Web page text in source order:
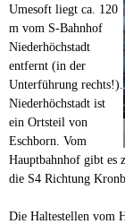
Umesoft liegt ca. 120
m vom S-Bahnhof
Niederhöchstadt
entfernt (in der
Unterführung rechts!).
Niederhöchstadt ist
ein Ortsteil von
Eschborn. Vom
Hauptbahnhof gibt es
die S4 Richtung
Die Haltestellen vom